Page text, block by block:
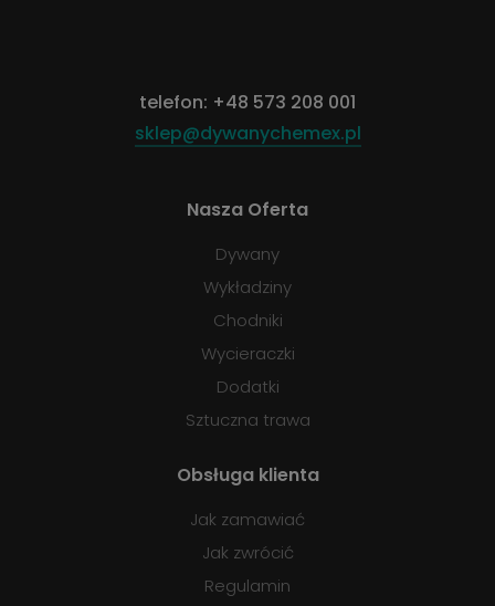
telefon: +48 573 208 001
sklep@dywanychemex.pl
Nasza Oferta
Dywany
Wykładziny
Chodniki
Wycieraczki
Dodatki
Sztuczna trawa
Obsługa klienta
Jak zamawiać
Jak zwrócić
Regulamin